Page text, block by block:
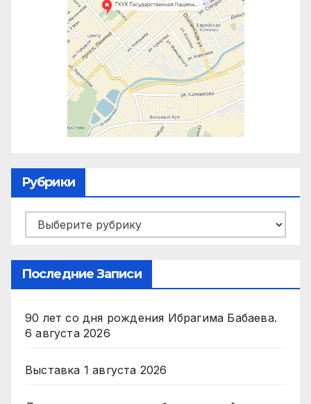
Рубрики
Рубрики
Последние Записи
90 лет со дня рождения Ибрагима Бабаева.
6 августа 2026
Выставка 1 августа 2026